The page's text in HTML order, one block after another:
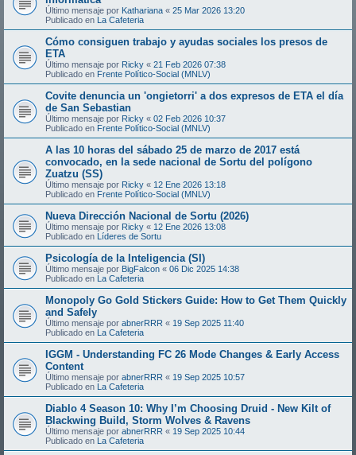
Último mensaje por Kathariana « 25 Mar 2026 13:20
Publicado en La Cafeteria
Cómo consiguen trabajo y ayudas sociales los presos de
ETA
Último mensaje por Ricky « 21 Feb 2026 07:38
Publicado en Frente Político-Social (MNLV)
Covite denuncia un 'ongietorri' a dos expresos de ETA el día
de San Sebastian
Último mensaje por Ricky « 02 Feb 2026 10:37
Publicado en Frente Político-Social (MNLV)
A las 10 horas del sábado 25 de marzo de 2017 está
convocado, en la sede nacional de Sortu del polígono
Zuatzu (SS)
Último mensaje por Ricky « 12 Ene 2026 13:18
Publicado en Frente Político-Social (MNLV)
Nueva Dirección Nacional de Sortu (2026)
Último mensaje por Ricky « 12 Ene 2026 13:08
Publicado en Líderes de Sortu
Psicología de la Inteligencia (SI)
Último mensaje por BigFalcon « 06 Dic 2025 14:38
Publicado en La Cafeteria
Monopoly Go Gold Stickers Guide: How to Get Them Quickly
and Safely
Último mensaje por abnerRRR « 19 Sep 2025 11:40
Publicado en La Cafeteria
IGGM - Understanding FC 26 Mode Changes & Early Access
Content
Último mensaje por abnerRRR « 19 Sep 2025 10:57
Publicado en La Cafeteria
Diablo 4 Season 10: Why I’m Choosing Druid - New Kilt of
Blackwing Build, Storm Wolves & Ravens
Último mensaje por abnerRRR « 19 Sep 2025 10:44
Publicado en La Cafeteria